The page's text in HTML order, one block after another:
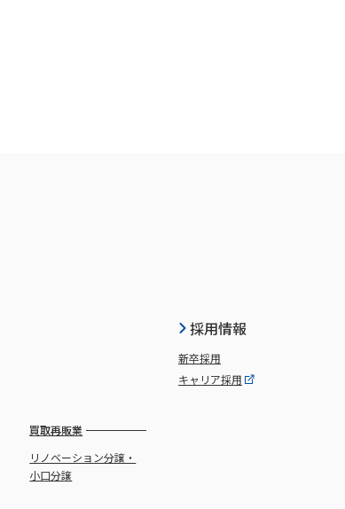
買取再販業
リノベーション分譲・
小口分譲
採用情報
新卒採用
キャリア採用